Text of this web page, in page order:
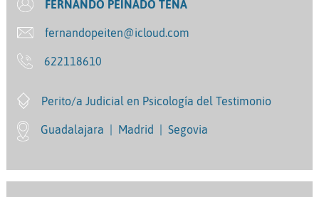
FERNANDO PEINADO TENA
fernandopeiten@icloud.com
622118610
Perito/a Judicial en Psicología del Testimonio
Guadalajara Madrid Segovia